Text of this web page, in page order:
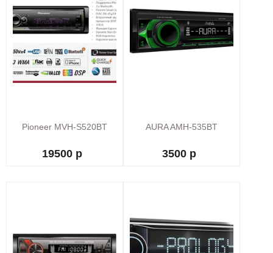
Pioneer MVH-S520BT
19500 р
AURA AMH-535BT
3500 р